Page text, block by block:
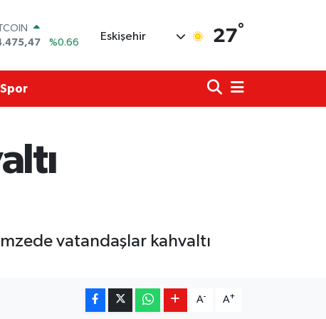
%0.66
%0.05
ALTIN
%0.39
Eskişehir 27°
Spor
vatandaşlar kahvaltı
A- A+